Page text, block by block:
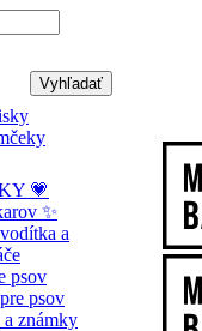
💗
✨
a
psov
psov
známky
s kódom "LETO12" ☀️